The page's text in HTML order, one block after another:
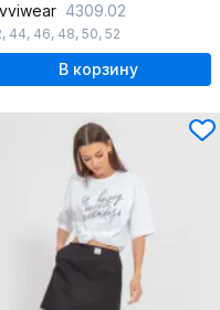
4309.02
, 44, 46, 48, 50, 52
В корзину